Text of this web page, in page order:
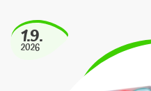
1.9.
2026